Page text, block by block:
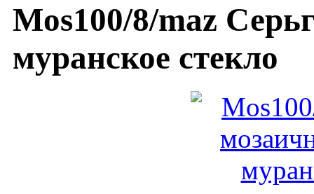
Mos100/8/maz
муранское стекло